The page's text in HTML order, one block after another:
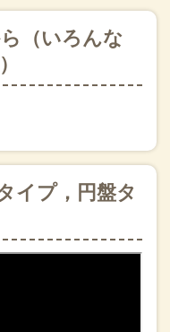
（いろんな
イプ，円盤タ